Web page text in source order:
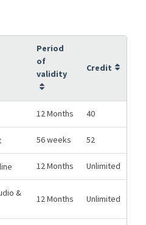
Period
of
validity
Credit
12 Months 40
56 weeks 52
12 Months Unlimited
&
12 Months Unlimited